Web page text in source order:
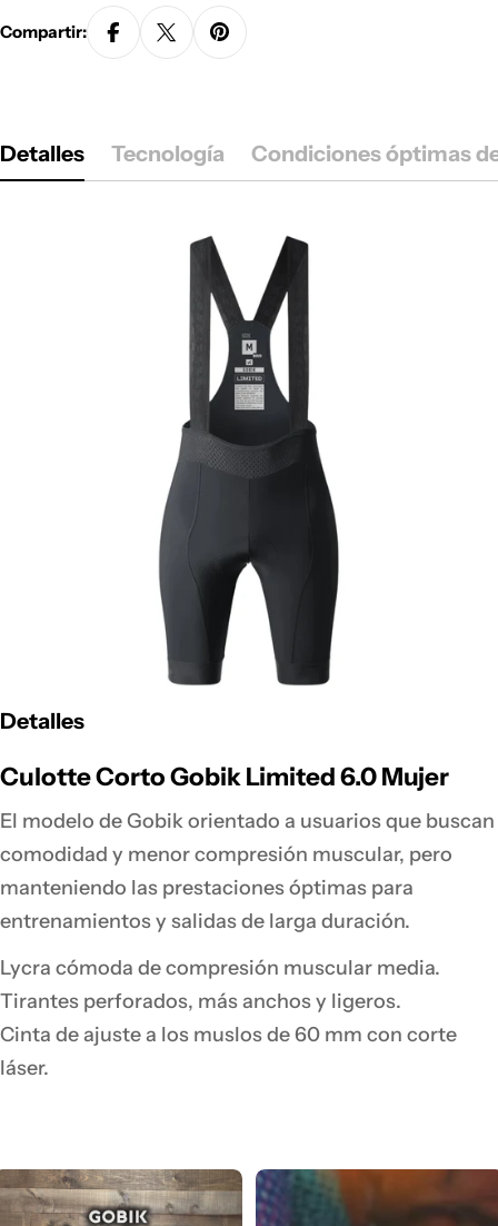
Compartir:
Detalles Tecnología Condiciones óptimas
Detalles
Culotte Corto Gobik Limited 6.0 Mujer
El modelo de Gobik orientado a usuarios que buscan
comodidad y menor compresión muscular, pero
manteniendo las prestaciones óptimas para
entrenamientos y salidas de larga duración.
Lycra cómoda de compresión muscular media.
Tirantes perforados, más anchos y ligeros.
Cinta de ajuste a los muslos de 60 mm con corte
láser.